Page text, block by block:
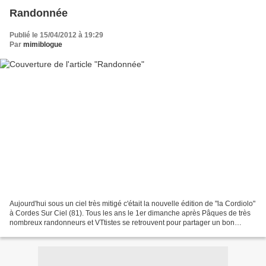
Randonnée
Publié le 15/04/2012 à 19:29
Par mimiblogue
Aujourd'hui sous un ciel très mitigé c'était la nouvelle édition de "la Cordiolo"
à Cordes Sur Ciel (81). Tous les ans le 1er dimanche après Pâques de très
nombreux randonneurs et VTtistes se retrouvent pour partager un bon